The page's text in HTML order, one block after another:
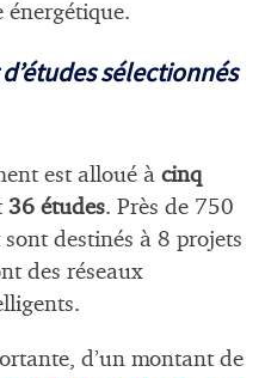
énergétique.
sélectionnés
est alloué à cinq
36 études. Près de 750
destinés à 8 projets
des réseaux
d’un montant de